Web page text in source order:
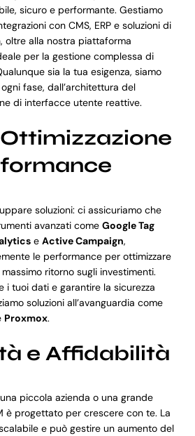
sicuro e performante. Gestiamo
con CMS, ERP e soluzioni di
oltre alla nostra piattaforma
per la gestione complessa di
sia la tua esigenza, siamo
fase, dall’architettura del
di interfacce utente reattive.
soluzioni: ci assicuriamo che
avanzati come Google Tag
e Active Campaign,
le performance per ottimizzare
ritorno sugli investimenti.
i tuoi dati e garantire la sicurezza
soluzioni all’avanguardia come
Proxmox.
e Affidabilità
piccola azienda o una grande
è progettato per crescere con te. La
e può gestire un aumento del